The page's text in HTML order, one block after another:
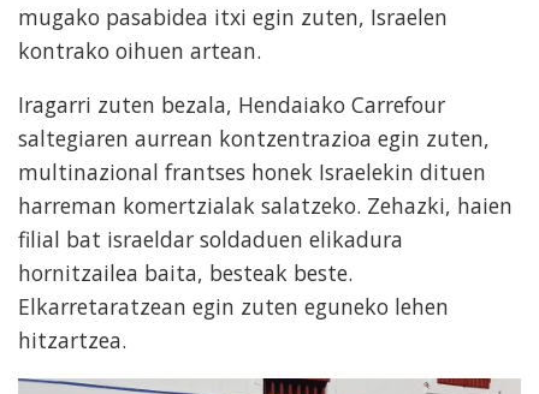
mugako pasabidea itxi egin zuten, Israelen
kontrako oihuen artean.
Iragarri zuten bezala, Hendaiako Carrefour
saltegiaren aurrean kontzentrazioa egin zuten,
multinazional frantses honek Israelekin dituen
harreman komertzialak salatzeko. Zehazki, haien
filial bat israeldar soldaduen elikadura
hornitzailea baita, besteak beste.
Elkarretaratzean egin zuten eguneko lehen
hitzartzea.